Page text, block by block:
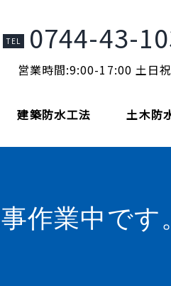
TEL 0744-43-
営業時間:9:00-17:00 土日
建築防水工法 土木防
作業中です